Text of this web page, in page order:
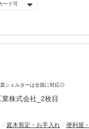
ード可
シェルターは全国に対応◎
庭木剪定・お手入れ
便利屋